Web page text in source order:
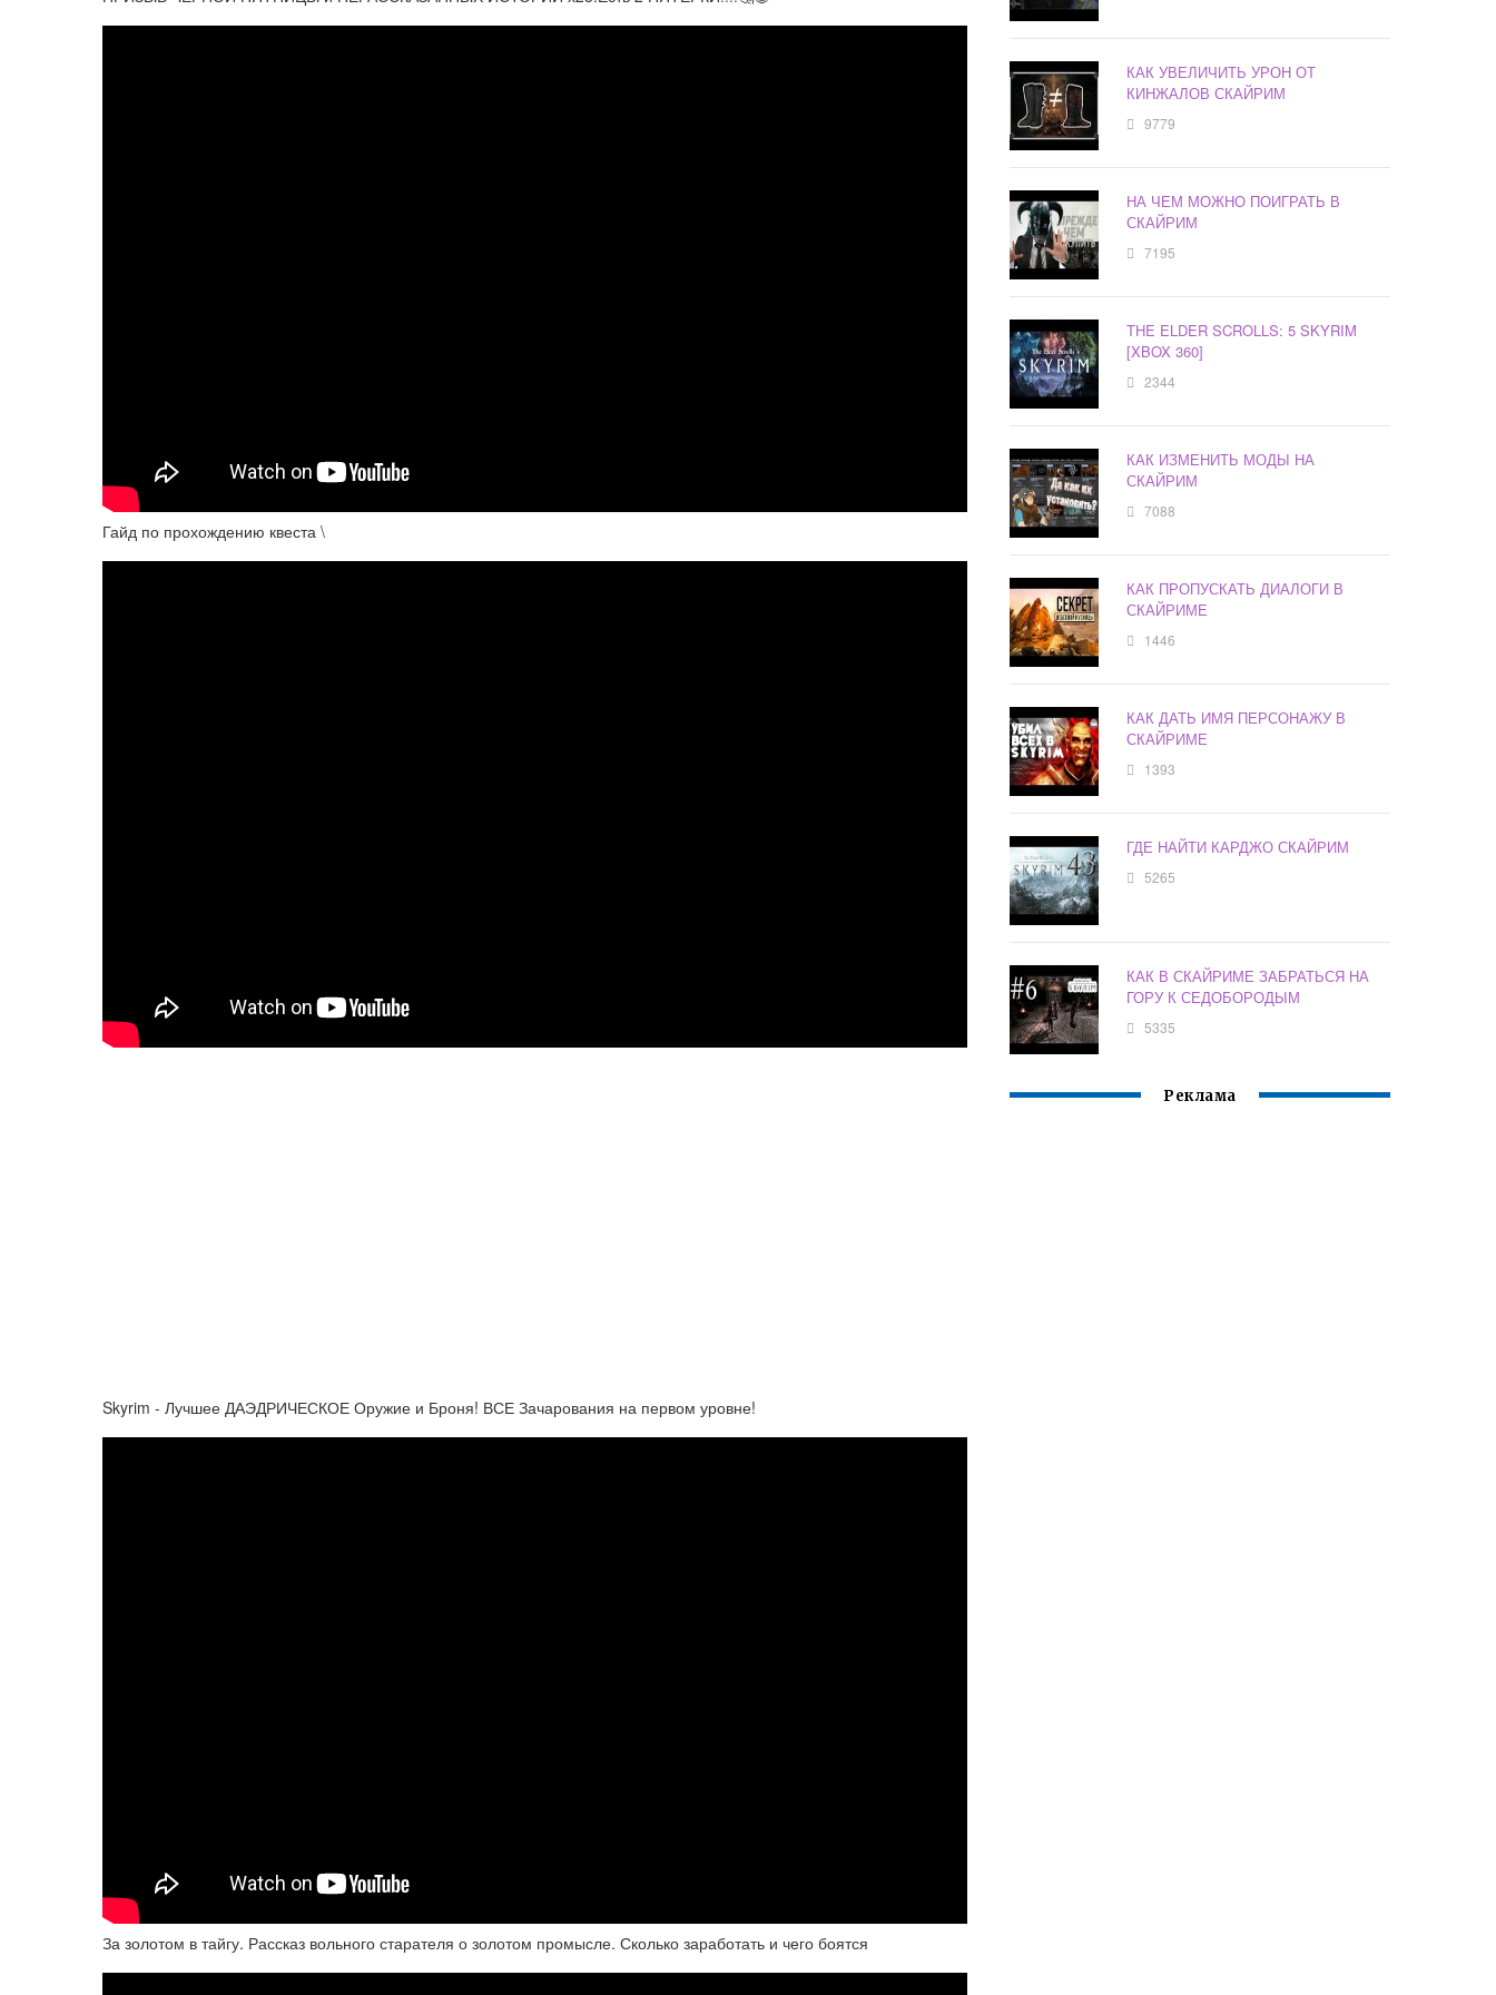
Гайд по прохождению квеста \
Skyrim - Лучшее ДАЭДРИЧЕСКОЕ Оружие и Броня! ВСЕ Зачарования на первом уровне!
За золотом в тайгу. Рассказ вольного старателя о золотом промысле. Сколько заработать и чего боятся
КАК УВЕЛИЧИТЬ УРОН ОТ
КИНЖАЛОВ СКАЙРИМ
9779
НА ЧЕМ МОЖНО ПОИГРАТЬ В
СКАЙРИМ
7195
THE ELDER SCROLLS: 5 SKYRIM
[XBOX 360]
2344
КАК ИЗМЕНИТЬ МОДЫ НА
СКАЙРИМ
7088
КАК ПРОПУСКАТЬ ДИАЛОГИ В
СКАЙРИМЕ
1446
КАК ДАТЬ ИМЯ ПЕРСОНАЖУ В
СКАЙРИМЕ
1393
ГДЕ НАЙТИ КАРДЖО СКАЙРИМ
5265
КАК В СКАЙРИМЕ ЗАБРАТЬСЯ НА
ГОРУ К СЕДОБОРОДЫМ
5335
Реклама